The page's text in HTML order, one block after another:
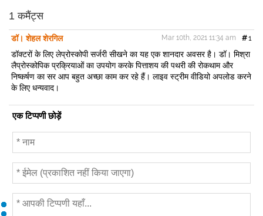
o
o
k
e
r
1 कमैंट्स
डॉ। शेहल शेरगिल #1
Mar 10th, 2021 11:34 am
डॉक्टरों के लिए लेप्रोस्कोपी सर्जरी सीखने का यह एक शानदार अवसर है। डॉ। मिश्रा
लैप्रोस्कोपिक प्रक्रियाओं का उपयोग करके पित्ताशय की पथरी की रोकथाम और
निष्कर्षण का सर आप बहुत अच्छा काम कर रहे हैं। लाइव स्ट्रीम वीडियो अपलोड करने
के लिए धन्यवाद।
एक टिप्पणी छोड़ें